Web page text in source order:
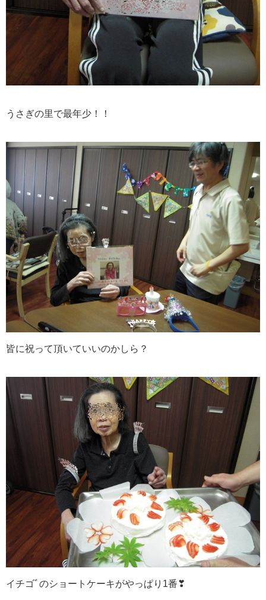
うさぎの里で最年少 ！！
皆に祝って頂いていいのかしら？
イチゴﾞのショートケーキがやっぱり1番❣